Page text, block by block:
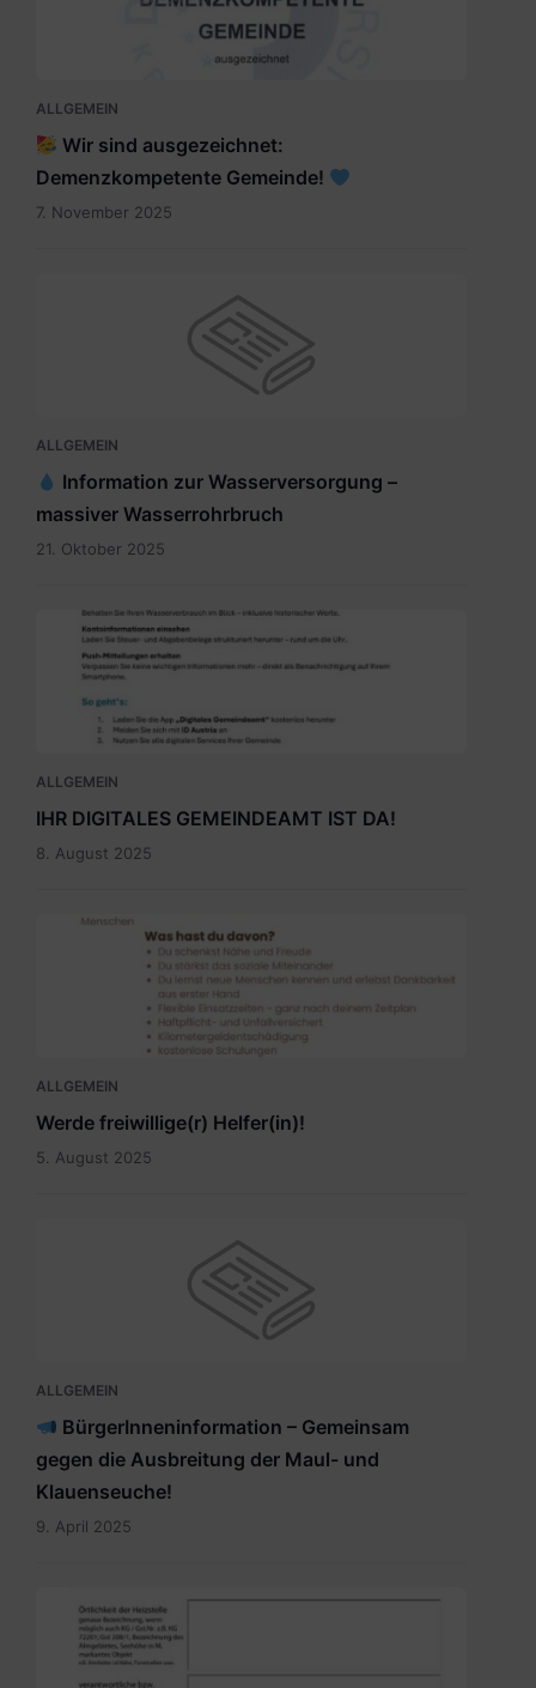
ALLGEMEIN
Wir sind ausgezeichnet:
Demenzkompetente Gemeinde!
7. November 2025
ALLGEMEIN
Information zur Wasserversorgung –
massiver Wasserrohrbruch
21. Oktober 2025
Digitales
Gemeindeamt_Pressetext.pdf
ALLGEMEIN
IHR DIGITALES GEMEINDEAMT IST DA!
8. August 2025
Ehrenamtbewerbung
Pflegenahversorgung.pdf
ALLGEMEIN
Werde freiwillige(r) Helfer(in)!
5. August 2025
ALLGEMEIN
BürgerInneninformation – Gemeinsam
gegen die Ausbreitung der Maul- und
Klauenseuche!
9. April 2025
Meldung_Heizstelle_Brauchtumsfeuer.pdf